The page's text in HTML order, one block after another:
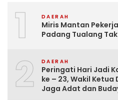
1 DAERAH
Miris Mantan
Padang Tualang
2 DAERAH
Peringati Hari Jadi
ke – 23, Wakil Ketua
Jaga Adat dan